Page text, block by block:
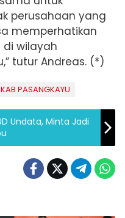
perusahaan yang
memperhatikan
di wilayah
tutur Andreas. (*)
PASANGKAYU
Undata, Minta Jadi